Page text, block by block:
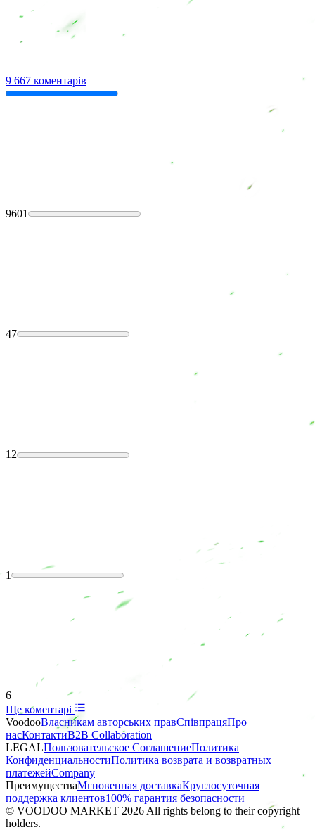
9 667 коментарів
9601
47
12
1
6
Ще коментарі
VoodooВласникам авторських правСпівпрацяПро
насКонтактиB2B Collaboration
LEGALПользовательское СоглашениеПолитика
КонфиденциальностиПолитика возврата и возвратных
платежейCompany
ПреимуществаМгновенная доставкаКруглосуточная
поддержка клиентов100% гарантия безопасности
© VOODOO MARKET 2026 All rights belong to their copyright
holders.